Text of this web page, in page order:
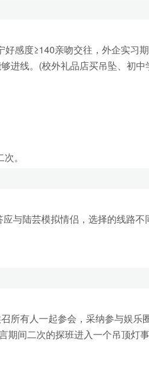
感度≥140亲吻交往，外企实习
进线。(校外礼品店买吊坠、初中
。
陆芸模拟情侣，选择的线路不
有人一起参会，采纳参与娱乐
期间二次的探班进入一个吊顶灯